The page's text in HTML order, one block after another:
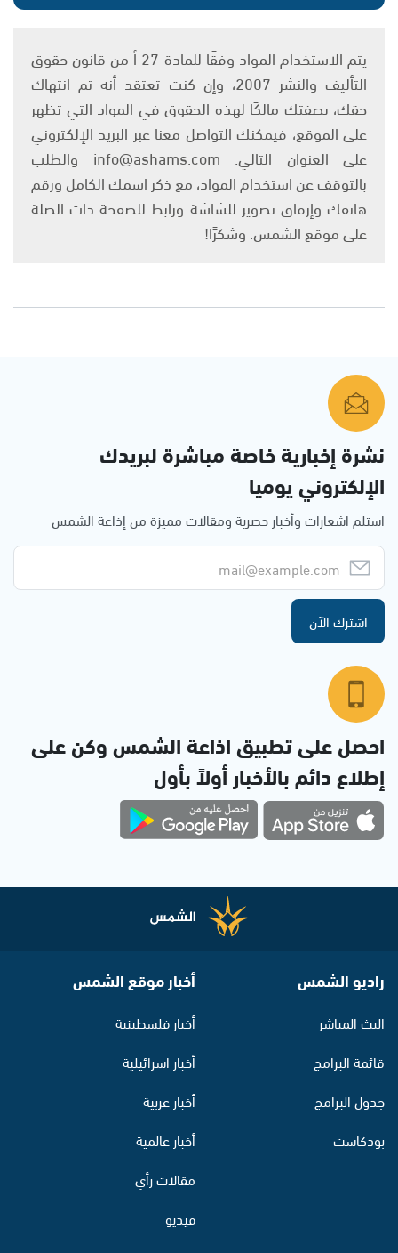
يتم الاستخدام المواد وفقًا للمادة 27 أ من قانون حقوق
التأليف والنشر 2007، وإن كنت تعتقد أنه تم انتهاك
حقك، بصفتك مالكًا لهذه الحقوق في المواد التي تظهر
على الموقع، فيمكنك التواصل معنا عبر البريد الإلكتروني
على العنوان التالي: info@ashams.com والطلب
بالتوقف عن استخدام المواد، مع ذكر اسمك الكامل ورقم
هاتفك وإرفاق تصوير للشاشة ورابط للصفحة ذات الصلة
على موقع الشمس. وشكرًا!
نشرة إخبارية خاصة مباشرة لبريدك
الإلكتروني يوميا
استلم اشعارات وأخبار حصرية ومقالات مميزة من إذاعة الشمس
اشترك الآن
احصل على تطبيق اذاعة الشمس وكن على
إطلاع دائم بالأخبار أولاً بأول
راديو الشمس
البث المباشر
قائمة البرامج
جدول البرامج
بودكاست
أخبار موقع الشمس
أخبار فلسطينية
أخبار اسرائيلية
أخبار عربية
أخبار عالمية
مقالات رأي
فيديو